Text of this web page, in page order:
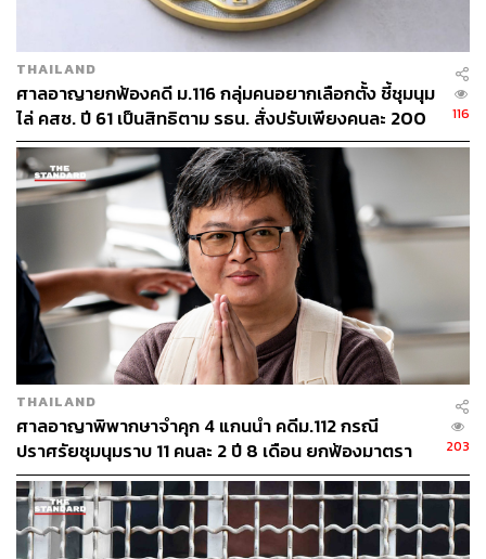
THAILAND
ศาลอาญายกฟ้องคดี ม.116 กลุ่มคนอยากเลือกตั้ง ชี้ชุมนุม
ไล่ คสช. ปี 61 เป็นสิทธิตาม รธน. สั่งปรับเพียงคนละ 200
บาท
116
THAILAND
ศาลอาญาพิพากษาจำคุก 4 แกนนำ คดีม.112 กรณี
ปราศรัยชุมนุมราบ 11 คนละ 2 ปี 8 เดือน ยกฟ้องมาตรา
116 ‘ทราย
203